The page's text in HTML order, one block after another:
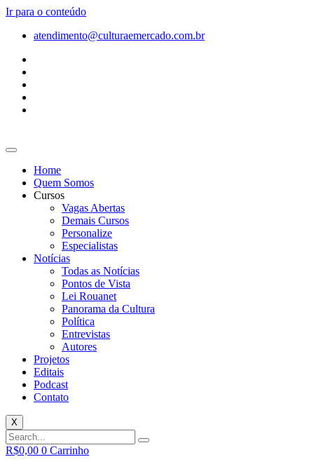
Ir para o conteúdo
atendimento@culturaemercado.com.br
Home
Quem Somos
Cursos
Vagas Abertas
Demais Cursos
Personalize
Especialistas
Notícias
Todas as Notícias
Pontos de Vista
Lei Rouanet
Panorama da Cultura
Política
Entrevistas
Autores
Projetos
Editais
Podcast
Contato
X
R$0,00 0 Carrinho